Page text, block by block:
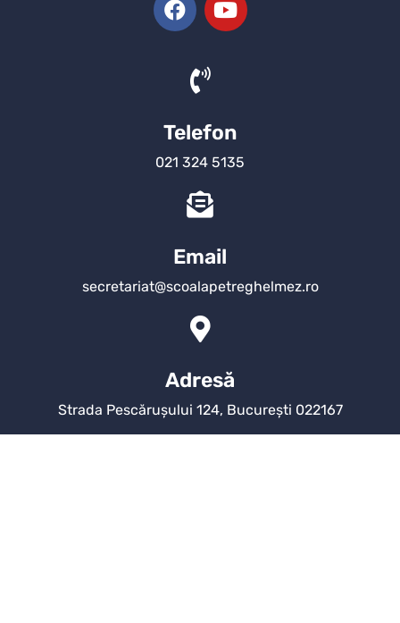
Telefon
021 324 5135
Email
secretariat@scoalapetreghelmez.ro
Adresă
Strada Pescărușului 124, București 022167